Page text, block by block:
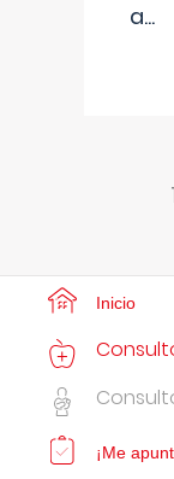
a...
Inicio
¡Me